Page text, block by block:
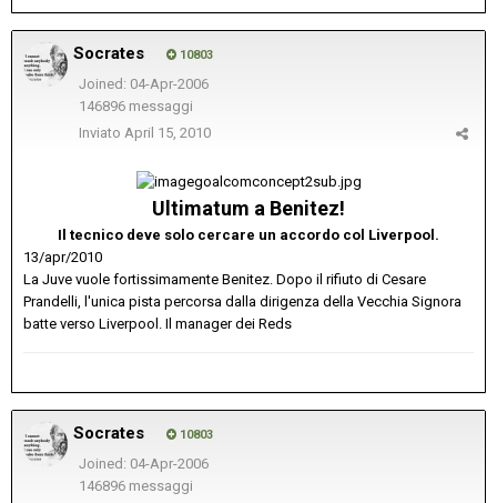
Socrates 10803
Joined: 04-Apr-2006
146896 messaggi
Inviato April 15, 2010
Ultimatum a Benitez!
Il tecnico deve solo cercare un accordo col Liverpool.
13/apr/2010
La Juve vuole fortissimamente Benitez. Dopo il rifiuto di Cesare
Prandelli, l'unica pista percorsa dalla dirigenza della Vecchia Signora
batte verso Liverpool. Il manager dei Reds
Socrates 10803
Joined: 04-Apr-2006
146896 messaggi